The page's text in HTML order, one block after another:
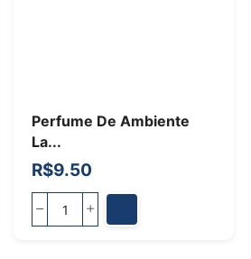
Perfume De Ambiente
La...
R$9.50